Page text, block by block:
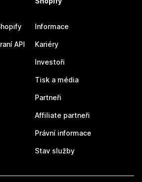
API
Informace
Kariéry
Investoři
Tisk a média
Partneři
Affiliate partneři
Právní informace
Stav služby